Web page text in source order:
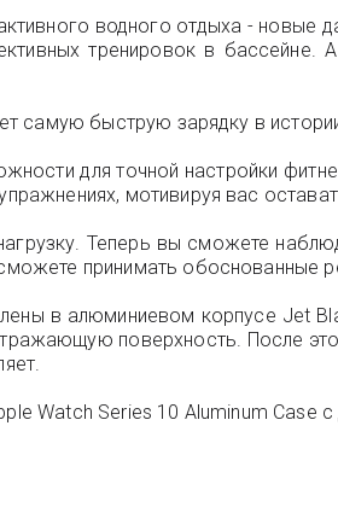
водного отдыха - новые
тренировок в бассейне.
самую быструю зарядку в
для точной настройки
мотивируя вас
Теперь вы сможете
принимать обоснованные
в алюминиевом корпусе Jet
поверхность. После
Watch Series 10 Aluminum Case